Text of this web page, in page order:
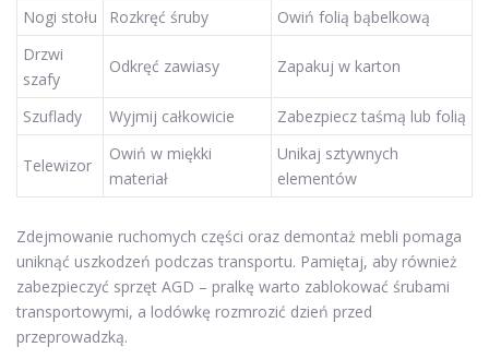
Nogi stołu Rozkręć śruby
Owiń folią bąbelkową
Drzwi
szafy
Odkręć zawiasy Zapakuj w karton
Szuflady Wyjmij całkowicie Zabezpiecz taśmą lub folią
Telewizor
Owiń w miękki
materiał
Unikaj sztywnych
elementów
Zdejmowanie ruchomych części oraz demontaż mebli pomaga
uniknąć uszkodzeń podczas transportu. Pamiętaj, aby również
zabezpieczyć sprzęt AGD – pralkę warto zablokować śrubami
transportowymi, a lodówkę rozmrozić dzień przed
przeprowadzką.